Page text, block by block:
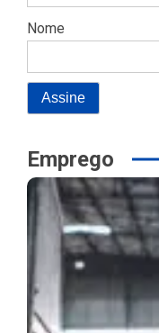
Nome
Emprego